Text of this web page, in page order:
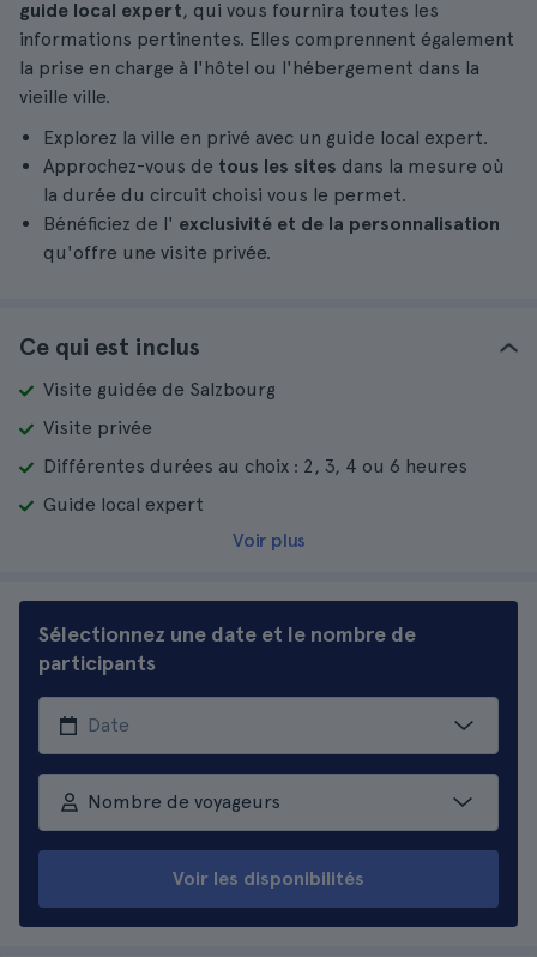
guide local expert, qui vous fournira toutes les
informations pertinentes. Elles comprennent également
la prise en charge à l'hôtel ou l'hébergement dans la
vieille ville.
Explorez la ville en privé avec un guide local expert.
Approchez-vous de tous les sites dans la mesure où
la durée du circuit choisi vous le permet.
Bénéficiez de l' exclusivité et de la personnalisation
qu'offre une visite privée.
Ce qui est inclus
Visite guidée de Salzbourg
Visite privée
Différentes durées au choix : 2, 3, 4 ou 6 heures
Guide local expert
Voir plus
Sélectionnez une date et le nombre de
participants
Nombre de voyageurs
Voir les disponibilités